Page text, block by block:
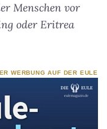
Menschen vor
oder Eritrea
WERBUNG AUF DER EULE